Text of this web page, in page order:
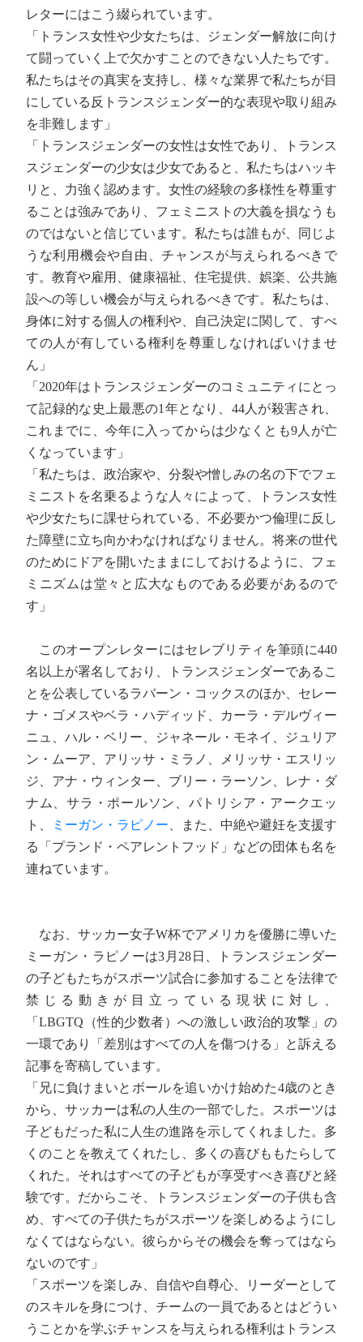
レターにはこう綴られています。
「トランス女性や少女たちは、ジェンダー解放に向け
て闘っていく上で欠かすことのできない人たちです。
私たちはその真実を支持し、様々な業界で私たちが目
にしている反トランスジェンダー的な表現や取り組み
を非難します」
「トランスジェンダーの女性は女性であり、トランス
スジェンダーの少女は少女であると、私たちはハッキ
リと、力強く認めます。女性の経験の多様性を尊重す
ることは強みであり、フェミニストの大義を損なうも
のではないと信じています。私たちは誰もが、同じよ
うな利用機会や自由、チャンスが与えられるべきで
す。教育や雇用、健康福祉、住宅提供、娯楽、公共施
設への等しい機会が与えられるべきです。私たちは、
身体に対する個人の権利や、自己決定に関して、すべ
ての人が有している権利を尊重しなければいけませ
ん」
「2020年はトランスジェンダーのコミュニティにとっ
て記録的な史上最悪の1年となり、44人が殺害され、
これまでに、今年に入ってからは少なくとも9人が亡
くなっています」
「私たちは、政治家や、分裂や憎しみの名の下でフェ
ミニストを名乗るような人々によって、トランス女性
や少女たちに課せられている、不必要かつ倫理に反し
た障壁に立ち向かわなければなりません。将来の世代
のためにドアを開いたままにしておけるように、フェ
ミニズムは堂々と広大なものである必要があるので
す」
このオープンレターにはセレブリティを筆頭に440
名以上が署名しており、トランスジェンダーであるこ
とを公表しているラバーン・コックスのほか、セレー
ナ・ゴメスやベラ・ハディッド、カーラ・デルヴィー
ニュ、ハル・ベリー、ジャネール・モネイ、ジュリア
ン・ムーア、アリッサ・ミラノ、メリッサ・エスリッ
ジ、アナ・ウィンター、ブリー・ラーソン、レナ・ダ
ナム、サラ・ポールソン、パトリシア・アークエッ
ト、
ミーガン・ラピノー 、また、中絶や避妊を支援す
る「プランド・ペアレントフッド」などの団体も名を
連ねています。
なお、サッカー女子W杯でアメリカを優勝に導いた
ミーガン・ラピノーは3月28日、トランスジェンダー
の子どもたちがスポーツ試合に参加することを法律で
禁じる動きが目立っている現状に対し、
「LBGTQ（性的少数者）への激しい政治的攻撃」の
一環であり「差別はすべての人を傷つける」と訴える
記事を寄稿しています。
「兄に負けまいとボールを追いかけ始めた4歳のとき
から、サッカーは私の人生の一部でした。スポーツは
子どもだった私に人生の進路を示してくれました。多
くのことを教えてくれたし、多くの喜びももたらして
くれた。それはすべての子どもが享受すべき喜びと経
験です。だからこそ、トランスジェンダーの子供も含
め、すべての子供たちがスポーツを楽しめるようにし
なくてはならない。彼らからその機会を奪ってはなら
ないのです」
「スポーツを楽しみ、自信や自尊心、リーダーとして
のスキルを身につけ、チームの一員であるとはどうい
うことかを学ぶチャンスを与えられる権利はトランス